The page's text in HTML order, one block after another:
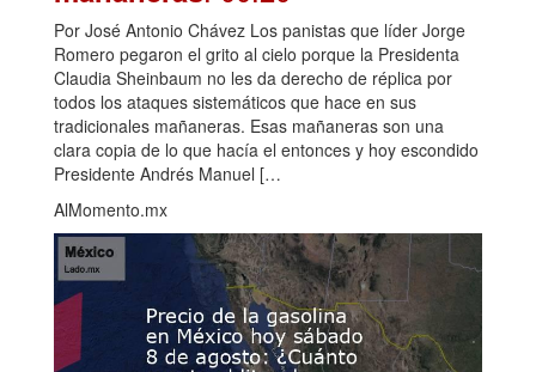
Por José Antonio Chávez Los panistas que líder Jorge
Romero pegaron el grito al cielo porque la Presidenta
Claudia Sheinbaum no les da derecho de réplica por
todos los ataques sistemáticos que hace en sus
tradicionales mañaneras. Esas mañaneras son una
clara copia de lo que hacía el entonces y hoy escondido
Presidente Andrés Manuel […
AlMomento.mx